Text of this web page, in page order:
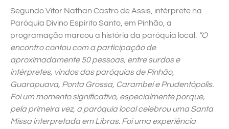
Segundo Vitor Nathan Castro de Assis, intérprete na
Paróquia Divino Espírito Santo, em Pinhão, a
programação marcou a história da paróquia local.
“O
encontro contou com a participação de
aproximadamente 50 pessoas, entre surdos e
intérpretes, vindos das paróquias de Pinhão,
Guarapuava, Ponta Grossa, Carambeí e Prudentópolis.
Foi um momento significativo, especialmente porque,
pela primeira vez, a paróquia local celebrou uma Santa
Missa interpretada em Libras. Foi uma experiência